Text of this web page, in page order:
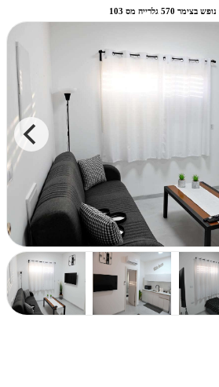
570 גלרייה מס 103